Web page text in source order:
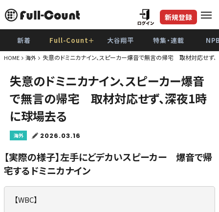
新規登録
新着 Full-Count＋ 大谷翔平 特集・連載
HOME 海外 失意のドミニカナイン、スピーカー爆音で無言の帰宅 取材対応せず
失意のドミニカナイン、スピーカー爆音
で無言の帰宅 取材対応せず、深夜1時
に球場去る
海外 2026.03.16
【実際の様子】左手にどデカいスピーカー 爆音で帰
宅するドミニカナイン
【WBC】